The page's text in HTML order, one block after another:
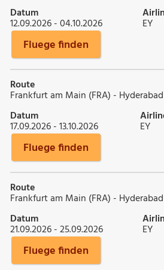
Datum
12.09.2026 - 04.10.2026 EY
Fluege finden
Route
Frankfurt am Main (FRA) -
Datum
17.09.2026 - 13.10.2026 EY
Fluege finden
Route
Frankfurt am Main (FRA) -
Datum
21.09.2026 - 25.09.2026 EY
Fluege finden